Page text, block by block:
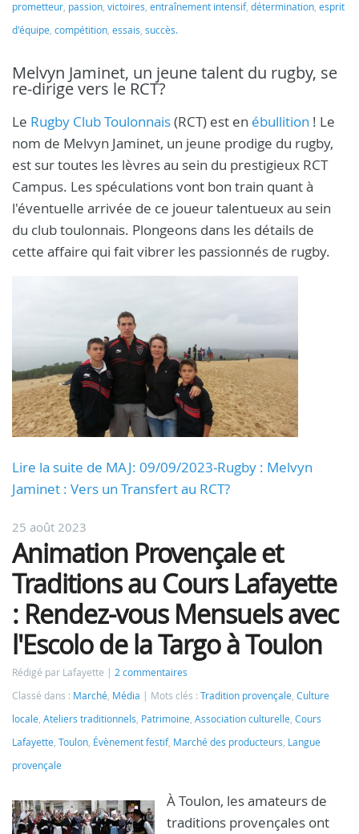
prometteur, passion, victoires, entraînement intensif, détermination, esprit
d'équipe, compétition, essais, succès.
Melvyn Jaminet, un jeune talent du rugby, se
re-dirige vers le RCT?
Le Rugby Club Toulonnais(RCT) est en ébullition ! Le
nom de Melvyn Jaminet, un jeune prodige du rugby,
est sur toutes les lèvres au sein du prestigieux RCT
Campus. Les spéculations vont bon train quant à
l'éventuelle arrivée de ce joueur talentueux au sein
du club toulonnais. Plongeons dans les détails de
cette affaire qui fait vibrer les passionnés de rugby.
Lire la suite de MAJ: 09/09/2023-Rugby : Melvyn
Jaminet : Vers un Transfert au RCT?
25 août 2023
Animation Provençale et
Traditions au Cours Lafayette
: Rendez-vous Mensuels avec
l'Escolo de la Targo à Toulon
Rédigé par Lafayette
2 commentaires
Classé dans : Marché, Média Mots clés : Tradition provençale, Culture
locale, Ateliers traditionnels, Patrimoine, Association culturelle, Cours
Lafayette, Toulon, Évènement festif, Marché des producteurs, Langue
provençale
À Toulon, les amateurs de
traditions provençales ont